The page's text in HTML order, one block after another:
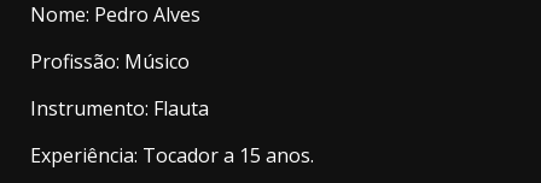
Nome: Pedro Alves
Profissão: Músico
Instrumento: Flauta
Experiência: Tocador a 15 anos.